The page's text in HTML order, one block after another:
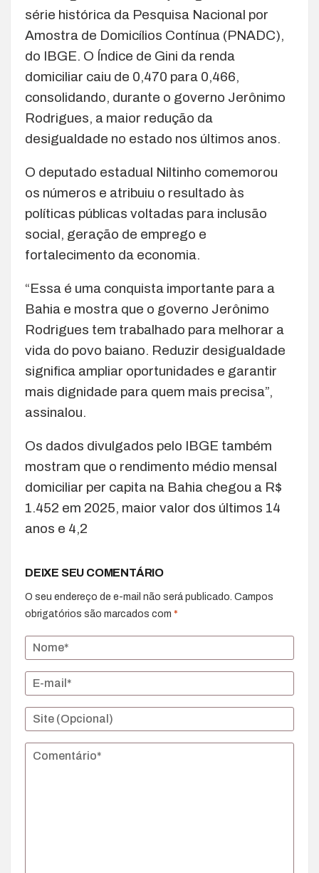
série histórica da Pesquisa Nacional por
Amostra de Domicílios Contínua (PNADC),
do IBGE. O Índice de Gini da renda
domiciliar caiu de 0,470 para 0,466,
consolidando, durante o governo Jerônimo
Rodrigues, a maior redução da
desigualdade no estado nos últimos anos.
O deputado estadual Niltinho comemorou
os números e atribuiu o resultado às
políticas públicas voltadas para inclusão
social, geração de emprego e
fortalecimento da economia.
“Essa é uma conquista importante para a
Bahia e mostra que o governo Jerônimo
Rodrigues tem trabalhado para melhorar a
vida do povo baiano. Reduzir desigualdade
significa ampliar oportunidades e garantir
mais dignidade para quem mais precisa”,
assinalou.
Os dados divulgados pelo IBGE também
mostram que o rendimento médio mensal
domiciliar per capita na Bahia chegou a R$
1.452 em 2025, maior valor dos últimos 14
anos e 4,2
DEIXE SEU COMENTÁRIO
O seu endereço de e-mail não será publicado. Campos
obrigatórios são marcados com *